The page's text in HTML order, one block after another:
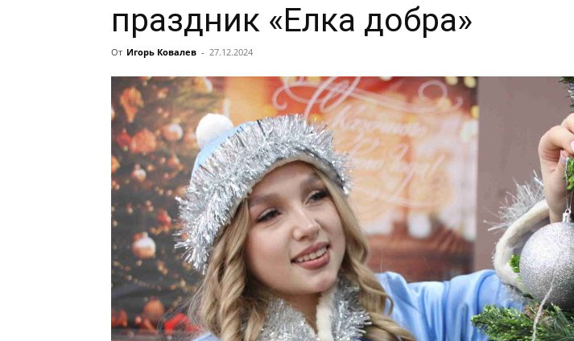
праздник «Елка добра»
От Игорь Ковалев - 27.12.2024